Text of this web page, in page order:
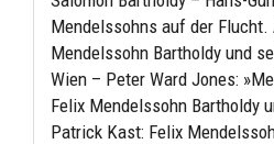
Mendelssohns auf der Flucht.
Mendelssohn Bartholdy und
Wien – Peter Ward Jones:
Felix Mendelssohn Bartholdy
Patrick Kast: Felix